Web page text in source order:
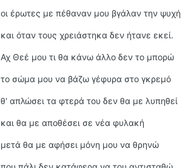
οι έρωτες με πέθαναν μου βγάλαν την ψυχή
και όταν τους χρειάστηκα δεν ήτανε εκεί.
Αχ Θεέ μου τι θα κάνω άλλο δεν το μπορώ
το σώμα μου να βάζω γέφυρα στο γκρεμό
θ' απλώσει τα φτερά του δεν θα με λυπηθεί
και θα με αποθέσει σε νέα φυλακή
μετά θα με αφήσει μόνη μου να θρηνώ